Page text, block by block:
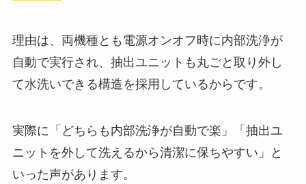
理由は、両機種とも電源オンオフ時に内部洗浄が
自動で実行され、抽出ユニットも丸ごと取り外し
て水洗いできる構造を採用しているからです。
実際に「どちらも内部洗浄が自動で楽」「抽出ユ
ニットを外して洗えるから清潔に保ちやすい」と
いった声があります。